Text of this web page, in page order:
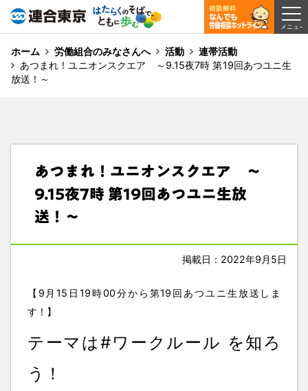
ホーム 労働組合のみなさんへ 活動
連帯活動
あつまれ！ユニオンスクエア ～9.15夜7時 第19回あつユニ生
放送！～
あつまれ！ユニオンスクエア ～
9.15夜7時 第19回あつユニ生放
送！～
掲載日：2022年9月5日
【9月15日19時00分から第19回あつユニ生放送しま
す！】
テーマは#ワークルール を知ろ
う！